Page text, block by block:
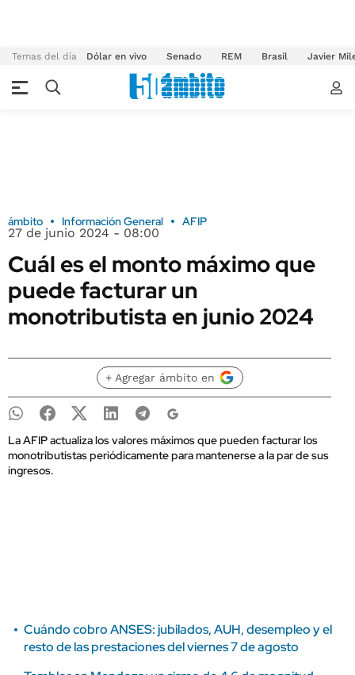
Temas del día Dólar en vivo Senado REM Brasil Javier
ámbito Información General AFIP
27 de junio 2024 - 08:00
Cuál es el monto máximo que
puede facturar un
monotributista en junio 2024
+ Agregar ámbito en
La AFIP actualiza los valores máximos que pueden facturar los
monotributistas periódicamente para mantenerse a la par de sus
ingresos.
Cuándo cobro ANSES: jubilados, AUH, desempleo y el
resto de las prestaciones del viernes 7 de agosto